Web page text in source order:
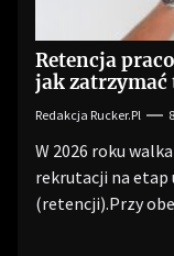
Retencja
jak
Redakcja Rucker.pl
W 2026 roku
rekrutacji na
(retencji).Przy